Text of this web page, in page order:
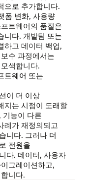
으로 추가합니다.
폼 변화, 사용량
트웨어의 품질은
니다. 개발팀 또는
하고 데이터 백업,
수 과정에서는
색합니다.
트웨어 또는
이 더 이상
지는 시점이 도래할
기능이 다른
례가 재정의되고
니다. 그러나 더
전원을
다. 데이터, 사용자
그레이션하고,
니다.